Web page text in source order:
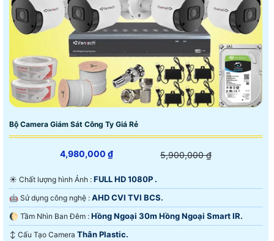
Bộ Camera Giám Sát Công Ty Giá Rẻ
4,980,000 ₫ 5,900,000 ₫
☀️ Chất lượng hình Ảnh : FULL HD 1080P .
🤖️ Sử dụng công nghệ : AHD CVI TVI BCS.
🌔 Tầm Nhìn Ban Đêm : Hồng Ngoại 30m Hồng Ngoại Smart IR.
↕️ Cấu Tạo Camera Thân Plastic.